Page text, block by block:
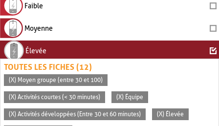
Faible
Moyenne
Élevée
TOUTES LES FICHES (12)
(X) Moyen groupe (entre 30 et 100)
(X) Activités courtes (< 30 minutes) (X) Équipe
(X) Activités développées (Entre 30 et 60 minutes) (X) Élevée